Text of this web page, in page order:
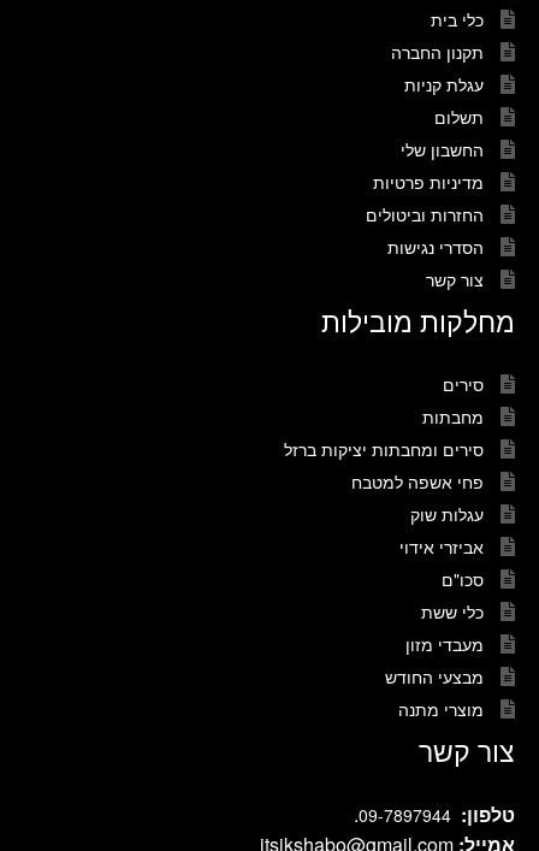
כלי בית
תקנון החברה
עגלת קניות
תשלום
החשבון שלי
מדיניות פרטיות
החזרות וביטולים
הסדרי נגישות
צור קשר
מחלקות מובילות
סירים
מחבתות
סירים ומחבתות יציקות ברזל
פחי אשפה למטבח
עגלות שוק
אביזרי אידוי
סכו"ם
כלי ששת
מעבדי מזון
מבצעי החודש
מוצרי מתנה
צור קשר
טלפון: 09-7897944
.
אמייל: itsikshabo@gmail.com